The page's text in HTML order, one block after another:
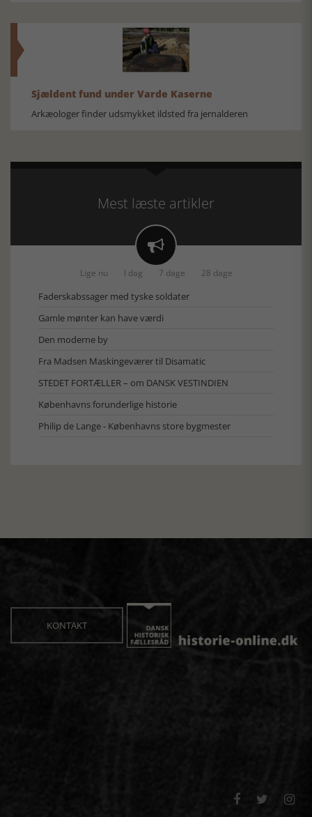
Sjældent fund under Varde Kaserne
Arkæologer finder udsmykket ildsted fra jernalderen
Mest læste artikler

Lige nu I dag 7 dage 28 dage
Faderskabssager med tyske soldater
Gamle mønter kan have værdi
Den moderne by
Fra Madsen Maskingeværer til Disamatic
STEDET FORTÆLLER – om DANSK VESTINDIEN
Københavns forunderlige historie
Philip de Lange - Københavns store bygmester
KONTAKT
  